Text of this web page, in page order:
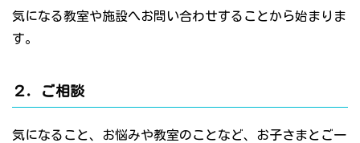
気になる教室や施設へお問い合わせすることから始まりま
す。
２．ご相談
気になること、お悩みや教室のことなど、お子さまとご一